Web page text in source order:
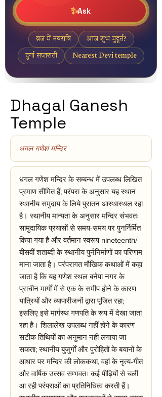
Dhagal Ganesh
Temple
धगल गणेश मन्दिर
धगल गणेश मन्दिर के सम्बन्ध में उपलब्ध लिखित
प्रमाण सीमित हैं; परंपरा के अनुसार यह स्थान
स्थानीय समुदाय के लिये पुरातन आस्थास्थल रहा
है। स्थानीय मान्यता के अनुसार मन्दिर संभवतः
सामुदायिक प्रयासों से समय-समय पर पुनर्निर्मित
किया गया है और वर्तमान स्वरूप nineteenth/
बीसवीं शताब्दी के स्थानीय पुर्ननिर्माणों का परिणाम
माना जाता है। परंपरागत मौखिक कथाओं में कहा
जाता है कि यह गणेश स्थल बनेपा नगर के
प्राचीन मार्गों में से एक के समीप होने के कारण
यात्रियों और व्यापारीजनों द्वारा पूजित रहा;
इसलिए इसे मार्गस्थ गणपति के रूप में देखा जाता
रहा है। शिलालेख उपलब्ध नहीं होने के कारण
सटीक तिथियों का अनुमान नहीं लगाया जा
सकता; स्थानीय बुजुर्गों और पुरोहितों के बयानों के
आधार पर मन्दिर की लोककथा, वहां के नृत्य-गीत
और वार्षिक उत्सव सम्भवतः कई पीढ़ियों से चली
आ रही परंपराओं का प्रतिनिधित्व करती हैं।